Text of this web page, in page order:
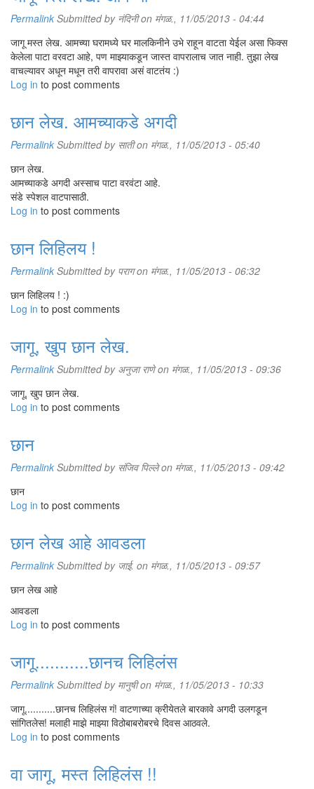
Permalink Submitted by नंदिनीon मंगळ., 11/05/2013 - 04:44
जागू मस्त लेख. आमच्या घरामध्ये घर मालकिनीने उभे राहून वाटता येईल असा फिक्स
केलेला पाटा वरवटा आहे, पण माझ्याकडून जास्त वापरालाच जात नाही. तुझा लेख
वाचल्यावर अधून मधून तरी वापरावा असं वाटतंय :)
Log in to post comments
छान लेख. आमच्याकडे अगदी
Permalink Submitted by सातीon मंगळ., 11/05/2013 - 05:40
छान लेख.
आमच्याकडे अगदी अस्साच पाटा वरवंटा आहे.
संडे स्पेशल वाटपासाठी.
Log in to post comments
छान लिहिलय !
Permalink Submitted by परागon मंगळ., 11/05/2013 - 06:32
छान लिहिलय ! :)
Log in to post comments
जागू, खुप छान लेख.
Permalink Submitted by अनुजा राणेon मंगळ., 11/05/2013 - 09:36
जागू, खुप छान लेख.
Log in to post comments
छान
Permalink Submitted by संजिव पिल्लेon मंगळ., 11/05/2013 - 09:42
छान
Log in to post comments
छान लेख आहे आवडला
Permalink Submitted by जाई. on मंगळ., 11/05/2013 - 09:57
छान लेख आहे
आवडला
Log in to post comments
जागू...........छानच लिहिलंस
Permalink Submitted by मानुषीon मंगळ., 11/05/2013 - 10:33
जागू...........छानच लिहिलंस गं! वाटणाच्या क्रीयेतले बारकावे अगदी उलगडून
सांगितलेस! मलाही माझे माझ्या विठोबाबरोबरचे दिवस आठवले.
Log in to post comments
वा जागू, मस्त लिहिलंस !!